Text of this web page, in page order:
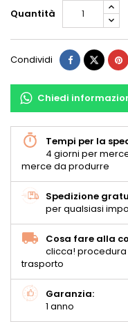
Quantità
Condividi
Chiedi
Tempi per la
4 giorni per
merce da produrre
Spedizione
per qualsiasi
Cosa fare alla
clicca!
trasporto
Garanzia:
1 anno